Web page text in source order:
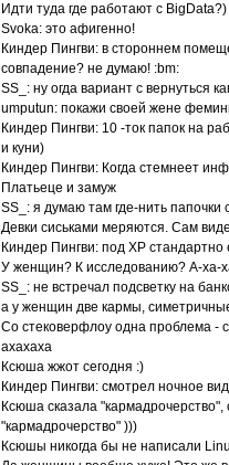
Идти туда где работают с BigData?)
Svoka: это афигенно!
Киндер Пингви: в стороннем
совпадение? не думаю! :bm:
SS_: ну огда вариант с вернуться
umputun: покажи своей жене
Киндер Пингви: 10 -ток папок на
и куни)
Киндер Пингви: Когда стемнеет
Платьеце и замуж
SS_: я думаю там где-нить папочки
Девки сиськами меряются. Сам
Киндер Пингви: под XP
У женщин? К исследованию? А-ха-
SS_: не встречал подсветку на
а у женщин две кармы,
Со стековерфлоу одна проблема -
ахахаха
Ксюша жжот сегодня :)
Киндер Пингви: смотрел ночное
Ксюша сказала "кармадрочерство",
"кармадрочерство" )))
Ксюшы никогда бы не написали